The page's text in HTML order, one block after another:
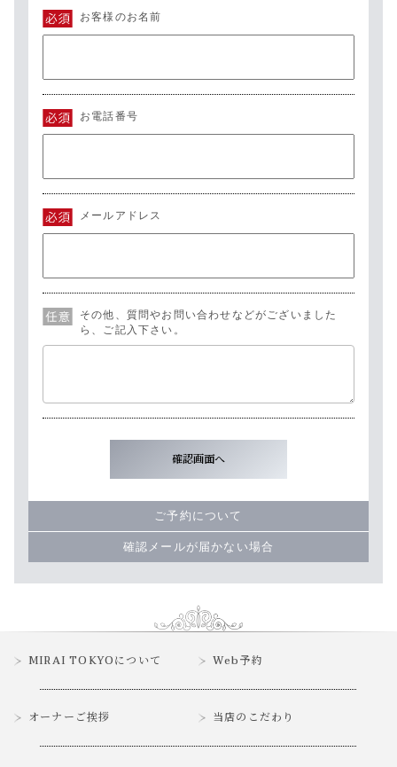
お客様のお名前
お電話番号
メールアドレス
その他、質問やお問い合わせなどがございました
ら、ご記入下さい。
ご予約について
確認メールが届かない場合
MIRAI TOKYOについて Web予約
オーナーご挨拶 当店のこだわり